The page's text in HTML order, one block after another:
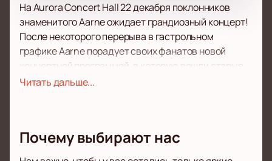
На Aurora Concert Hall 22 декабря поклонников
знаменитого Aarne ожидает грандиозный концерт!
После некоторого перерыва в гастрольном
графике Aarne порадует своих фанатов новой
концертной программой, в которую вошли старые
хиты и совершенно новые работы, которые впервые
творчества отменными композициями в любимом
Читать дальше...
Почему выбирают нас